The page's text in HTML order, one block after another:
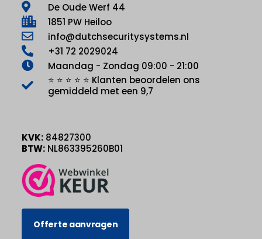
De Oude Werf 44
1851 PW Heiloo
info@dutchsecuritysystems.nl
+31 72 2029024
Maandag - Zondag 09:00 - 21:00
⭐ ⭐ ⭐ ⭐ ⭐ Klanten beoordelen ons
gemiddeld met een 9,7
KVK: 84827300
BTW: NL863395260B01
Offerte aanvragen